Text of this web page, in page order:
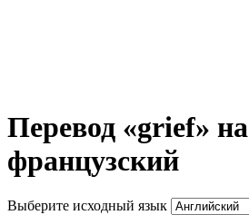
Перевод «grief» на
французский
Выберите исходный язык